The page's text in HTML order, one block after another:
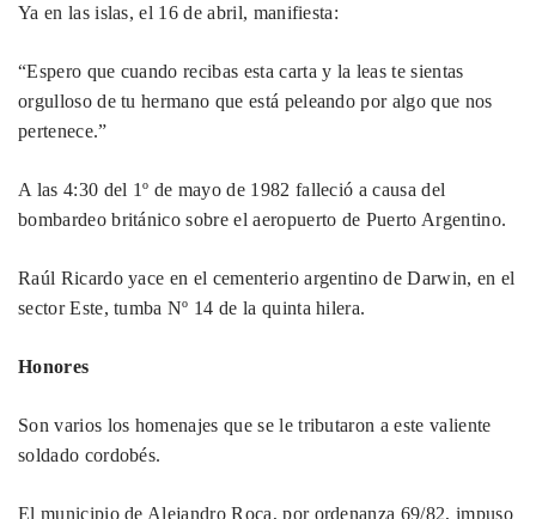
Ya en las islas, el 16 de abril, manifiesta:
“Espero que cuando recibas esta carta y la leas te sientas
orgulloso de tu hermano que está peleando por algo que nos
pertenece.”
A las 4:30 del 1º de mayo de 1982 falleció a causa del
bombardeo británico sobre el aeropuerto de Puerto Argentino.
Raúl Ricardo yace en el cementerio argentino de Darwin, en el
sector Este, tumba Nº 14 de la quinta hilera.
Honores
Son varios los homenajes que se le tributaron a este valiente
soldado cordobés.
El municipio de Alejandro Roca, por ordenanza 69/82, impuso